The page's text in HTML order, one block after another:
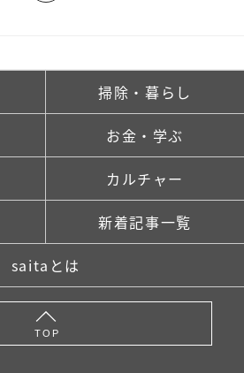
掃除・暮らし
お金・学ぶ
カルチャー
新着記事一覧
saitaとは
TOP